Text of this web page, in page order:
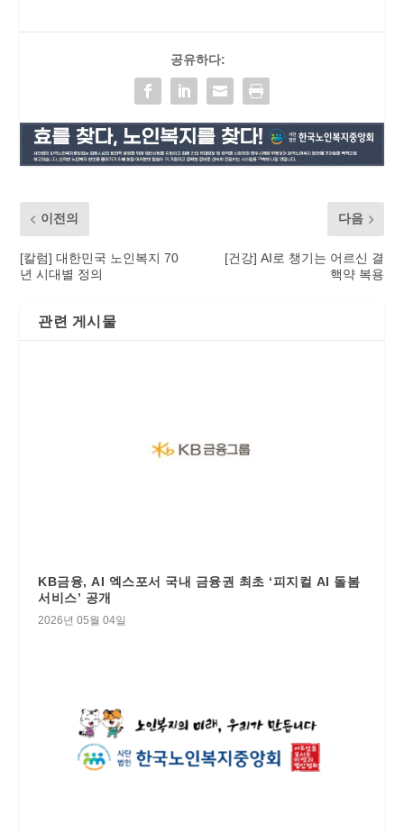
공유하다:
이전의
[칼럼] 대한민국 노인복지 70
년 시대별 정의
다음
[건강] AI로 챙기는 어르신 결
핵약 복용
관련 게시물
KB금융, AI 엑스포서 국내 금융권 최초 ‘피지컬 AI 돌봄
서비스’ 공개
2026년 05월 04일